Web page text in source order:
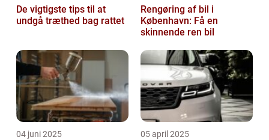
De vigtigste tips til at
undgå træthed bag rattet
Rengøring af bil i
København: Få en
skinnende ren bil
04 juni 2025 05 april 2025